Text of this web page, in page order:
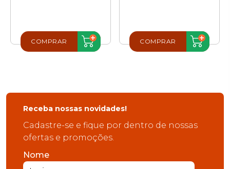
COMPRAR COMPRAR
Receba nossas novidades!
Cadastre-se e fique por dentro de nossas
ofertas e promoções.
Nome